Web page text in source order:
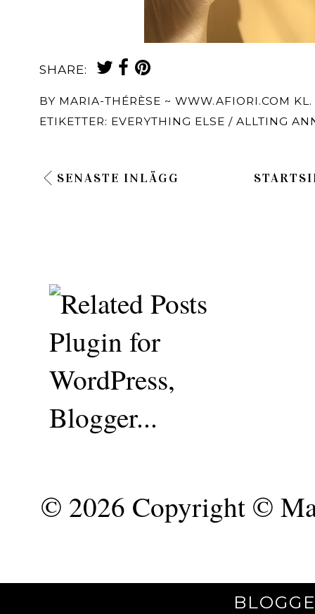
SHARE:
BY MARIA-THÉRÈSE ~ WWW.AFIORI.COM KL.
ETIKETTER: EVERYTHING ELSE / ALLTING
SENASTE INLÄGG
© 2026 Copyright ©